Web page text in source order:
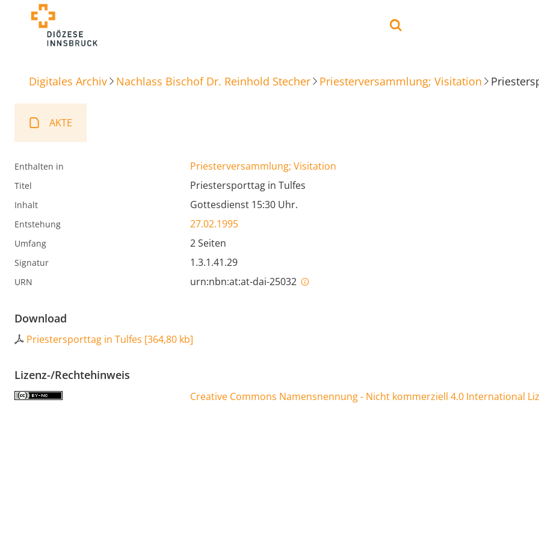
Digitales Archiv Nachlass Bischof Dr. Reinhold Stecher Priesterversammlung; Visitation
AKTE
Enthalten in Priesterversammlung; Visitation
Titel Priestersporttag in Tulfes
Inhalt Gottesdienst 15:30 Uhr.
Entstehung 27.02.1995
Umfang 2 Seiten
Signatur 1.3.1.41.29
URN urn:nbn:at:at-dai-25032
Download
Priestersporttag in Tulfes [364,80 kb]
Lizenz-/Rechtehinweis
Creative Commons Namensnennung - Nicht kommerziell 4.0 International